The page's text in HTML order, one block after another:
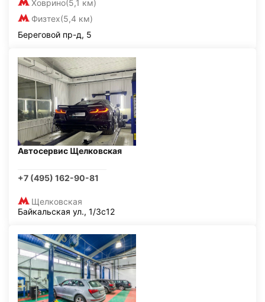
Ховрино(5,1 км)
Физтех(5,4 км)
Береговой пр-д, 5
Автосервис Щелковская
+7 (495) 162-90-81
Щелковская
Байкальская ул., 1/3с12